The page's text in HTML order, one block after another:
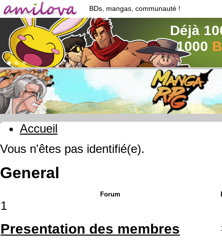
BDs, mangas, communauté !
Déjà
1000
Accueil
Vous n'êtes pas identifié(e).
General
Forum
1
Presentation des membres